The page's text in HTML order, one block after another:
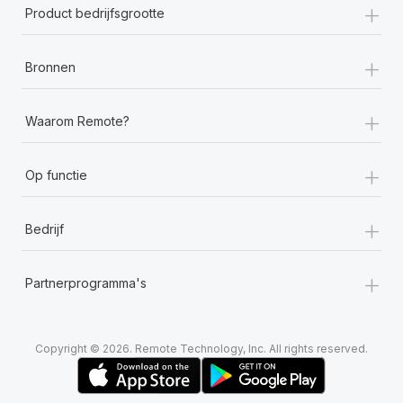
Product bedrijfsgrootte +
Bronnen +
Waarom Remote? +
Op functie +
Bedrijf +
Partnerprogramma's +
Copyright © 2026. Remote Technology, Inc. All rights reserved.